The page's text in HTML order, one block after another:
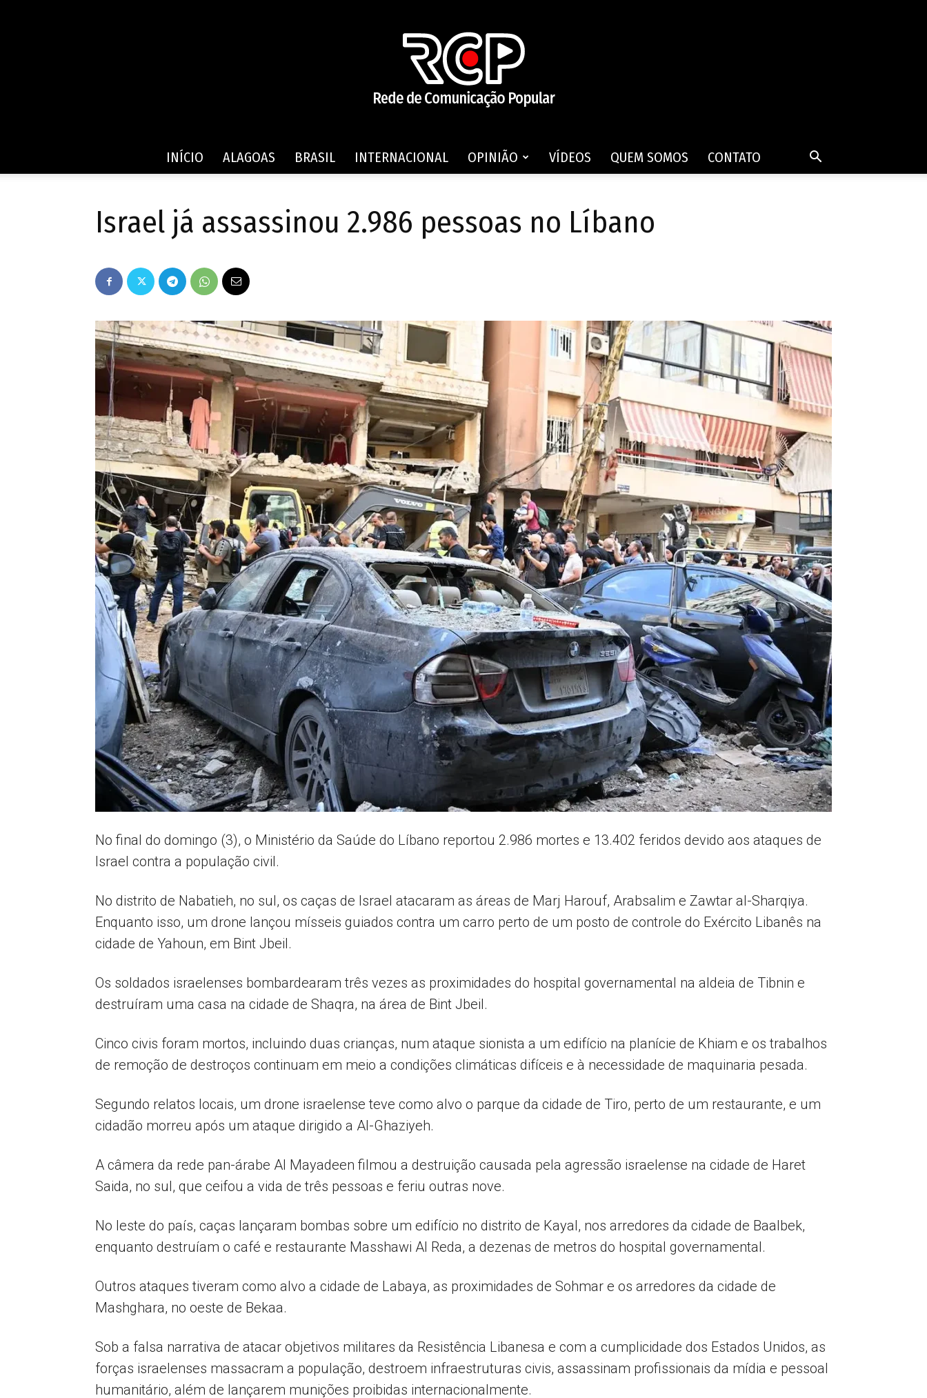
Comunicação
Popular
–
AL
INÍCIO ALAGOAS BRASIL INTERNACIONAL OPINIÃO VÍDEOS QUEM SOMOS CONTATO
Israel já assassinou 2.986 pessoas no Líbano
No final do domingo (3), o Ministério da Saúde do Líbano reportou 2.986 mortes e 13.402 feridos devido aos ataques de
Israel contra a população civil.
No distrito de Nabatieh, no sul, os caças de Israel atacaram as áreas de Marj Harouf, Arabsalim e Zawtar al-Sharqiya.
Enquanto isso, um drone lançou mísseis guiados contra um carro perto de um posto de controle do Exército Libanês na
cidade de Yahoun, em Bint Jbeil.
Os soldados israelenses bombardearam três vezes as proximidades do hospital governamental na aldeia de Tibnin e
destruíram uma casa na cidade de Shaqra, na área de Bint Jbeil.
Cinco civis foram mortos, incluindo duas crianças, num ataque sionista a um edifício na planície de Khiam e os trabalhos
de remoção de destroços continuam em meio a condições climáticas difíceis e à necessidade de maquinaria pesada.
Segundo relatos locais, um drone israelense teve como alvo o parque da cidade de Tiro, perto de um restaurante, e um
cidadão morreu após um ataque dirigido a Al-Ghaziyeh.
A câmera da rede pan-árabe Al Mayadeen filmou a destruição causada pela agressão israelense na cidade de Haret
Saida, no sul, que ceifou a vida de três pessoas e feriu outras nove.
No leste do país, caças lançaram bombas sobre um edifício no distrito de Kayal, nos arredores da cidade de Baalbek,
enquanto destruíam o café e restaurante Masshawi Al Reda, a dezenas de metros do hospital governamental.
Outros ataques tiveram como alvo a cidade de Labaya, as proximidades de Sohmar e os arredores da cidade de
Mashghara, no oeste de Bekaa.
Sob a falsa narrativa de atacar objetivos militares da Resistência Libanesa e com a cumplicidade dos Estados Unidos, as
forças israelenses massacram a população, destroem infraestruturas civis, assassinam profissionais da mídia e pessoal
humanitário, além de lançarem munições proibidas internacionalmente.